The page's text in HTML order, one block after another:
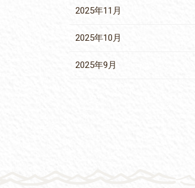
2025年11月
2025年10月
2025年9月